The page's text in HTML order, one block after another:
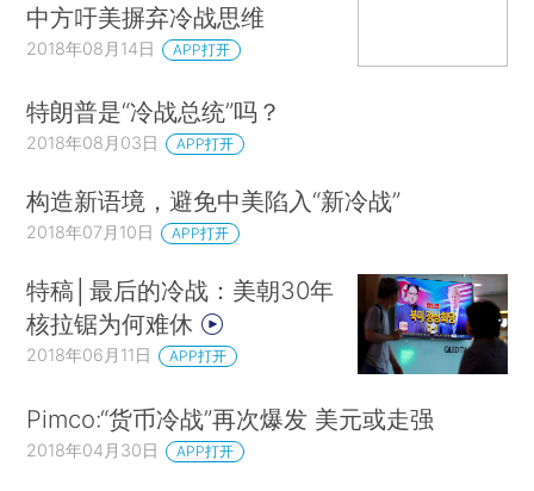
中方吁美摒弃冷战思维
2018年08月14日 APP打开
特朗普是“冷战总统”吗？
2018年08月03日 APP打开
构造新语境，避免中美陷入“新冷战”
2018年07月10日 APP打开
特稿│最后的冷战：美朝30年
核拉锯为何难休
2018年06月11日 APP打开
Pimco:“货币冷战”再次爆发 美元或走强
2018年04月30日 APP打开